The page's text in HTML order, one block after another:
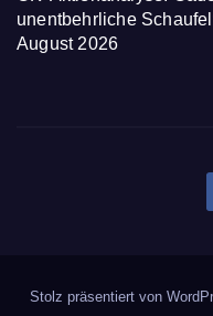
unentbehrliche
August 2026
Stolz präsentiert von